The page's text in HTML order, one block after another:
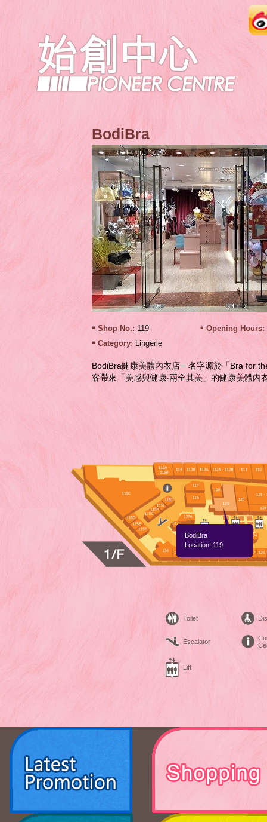
BodiBra
Shop No.: 119
Opening Hours:
Category: Lingerie
BodiBra健康美體內衣店─ 名字源於「Bra for
客帶來「美感與健康‧兩全其美」的健康美體內
BodiBra
Location: 119
Toilet
Escalator
Lift